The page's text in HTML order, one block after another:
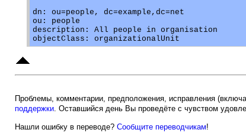
dn: ou=people, dc=example,dc=net
ou: people
description: All people in organisation
Проблемы, комментарии, предположения, исправления
поддержки. Оставшийся день Вы проведёте с чувством
Нашли ошибку в переводе? Сообщите переводчикам!